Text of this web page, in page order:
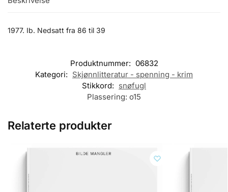
1977. Ib. Nedsatt fra 86 til 39
Produktnummer: 06832
Kategori: Skjønnlitteratur - spenning - krim
Stikkord: snøfugl
Plassering: o15
Relaterte produkter